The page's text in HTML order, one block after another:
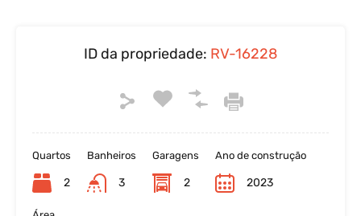
ID da propriedade: RV-16228
Quartos
2
Banheiros
3
Garagens
2
Ano de construção
2023